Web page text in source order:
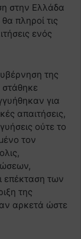
στην Ελλάδα
πληροί τις
ενός
της
για
απαιτήσεις,
ούτε το
τον
επέκταση των
της
αρκετά ώστε